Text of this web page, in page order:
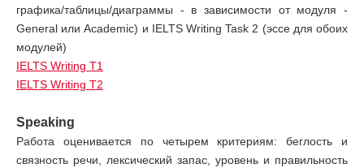
графика/таблицы/диаграммы - в зависимости от модуля -
General или Academic) и IELTS Writing Task 2 (эcce для обоих
модулей)
IELTS Writing T1
IELTS Writing T2
Speaking
Работа оценивается по четырем критериям: беглость и
связность речи, лексический запас, уровень и правильность